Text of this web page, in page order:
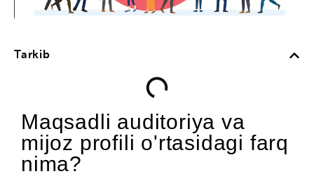
Tarkib
Maqsadli auditoriya va
mijoz profili o'rtasidagi farq
nima?